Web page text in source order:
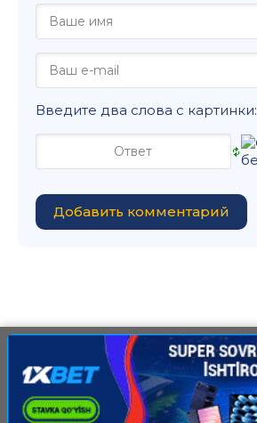
Введите два слова с картинки:
Добавить комментарий